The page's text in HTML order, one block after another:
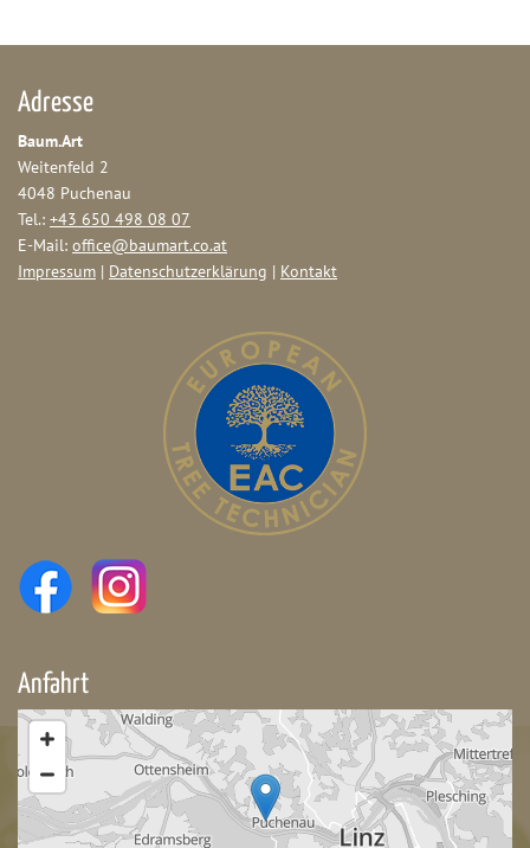
Adresse
Baum.Art
Weitenfeld 2
4048 Puchenau
Tel.: +43 650 498 08 07
E-Mail: office@baumart.co.at
Impressum | Datenschutzerklärung | Kontakt
Anfahrt